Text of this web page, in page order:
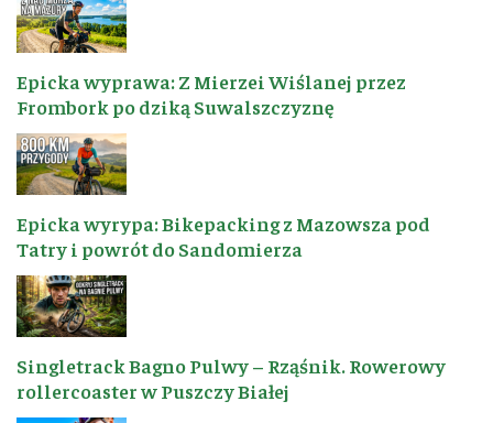
Epicka wyprawa: Z Mierzei Wiślanej przez
Frombork po dziką Suwalszczyznę
Epicka wyrypa: Bikepacking z Mazowsza pod
Tatry i powrót do Sandomierza
Singletrack Bagno Pulwy – Rząśnik. Rowerowy
rollercoaster w Puszczy Białej